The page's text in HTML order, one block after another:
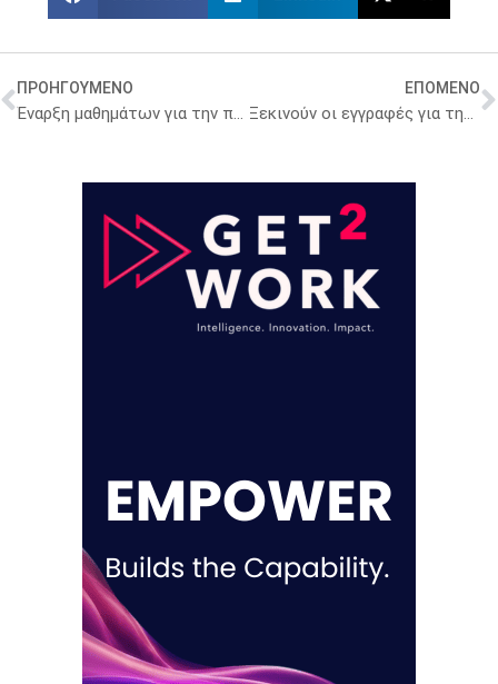
ΠΡΟΗΓΟΥΜΕΝΟ
Έναρξη μαθημάτων για την πρώτη Βιο-Ακαδημία της DEMO
ΕΠΟΜΕΝΟ
Ξεκινούν οι εγγραφές για την δωρεάν εκπαίδευση των φαρμακοποιών στα πιστοποιημένα σεμινάρια του Health Hub